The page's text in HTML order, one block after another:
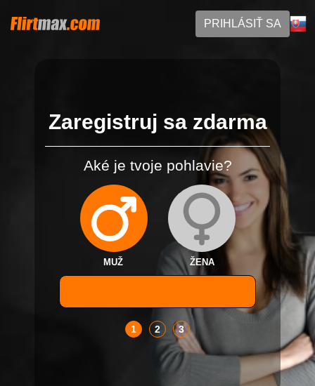
PRIHLÁSIŤ SA
Zaregistruj sa zdarma
Aké je tvoje pohlavie?
MUŽ ŽENA
1 2 3